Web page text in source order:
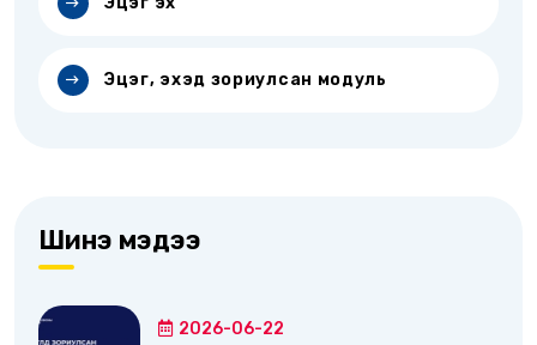
Эцэг, эхэд зориулсан модуль
Шинэ мэдээ
2026-06-22